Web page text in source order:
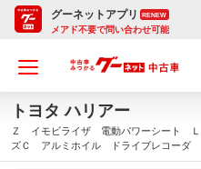
グーネットアプリ RENEW
メアド不要で問い合わせ可能
トヨタ ハリアー
Ｚ イモビライザ 電動パワーシート
ズＣ アルミホイル ドライブレコー
ＥＳＣ Ｗエアバッグ メディアプレイ